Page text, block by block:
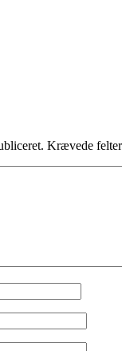
Krævede